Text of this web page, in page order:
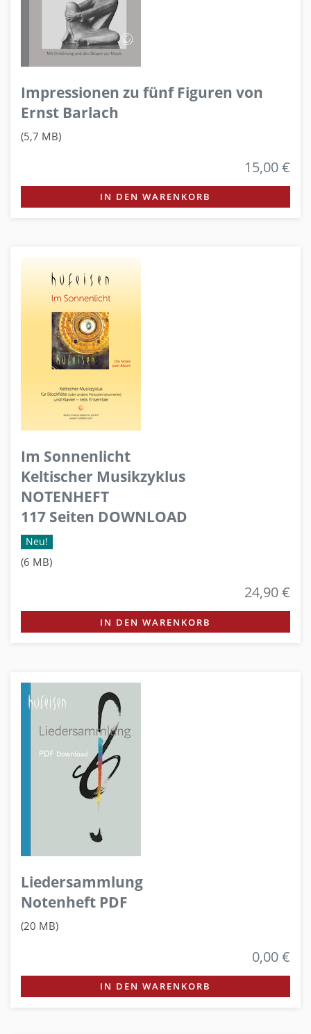
Impressionen zu fünf Figuren von
Ernst Barlach
(5,7 MB)
15,00 €
IN DEN WARENKORB
Im Sonnenlicht
Keltischer Musikzyklus
NOTENHEFT
117 Seiten DOWNLOAD
Neu!
(6 MB)
24,90 €
IN DEN WARENKORB
Liedersammlung
Notenheft PDF
(20 MB)
0,00 €
IN DEN WARENKORB